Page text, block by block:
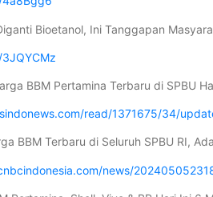
Bioetanol, Ini Tanggapan
BBM Pertamina Terbaru di SPBU
read/1371675/34/
BBM Terbaru di Seluruh SPBU RI,
news/